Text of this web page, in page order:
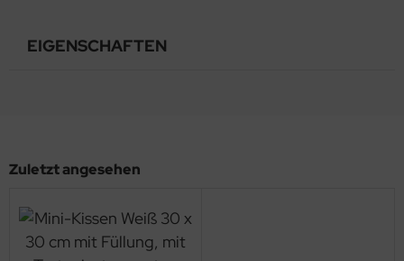
EIGENSCHAFTEN
Zuletzt angesehen